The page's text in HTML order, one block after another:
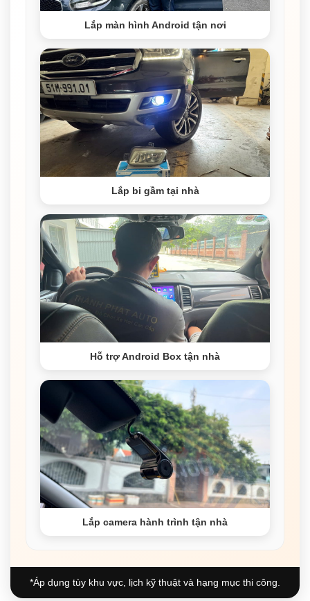
Lắp màn hình Android tận nơi
Lắp bi gầm tại nhà
Hỗ trợ Android Box tận nhà
Lắp camera hành trình tận nhà
*Áp dụng tùy khu vực, lịch kỹ thuật và hạng mục thi công.